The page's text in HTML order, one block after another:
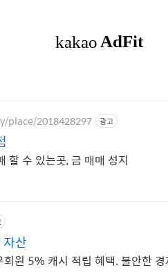
place/2018428297 광고
할 수 있는곳, 금 매매 성지
산
원 5% 캐시 적립 혜택. 불안한